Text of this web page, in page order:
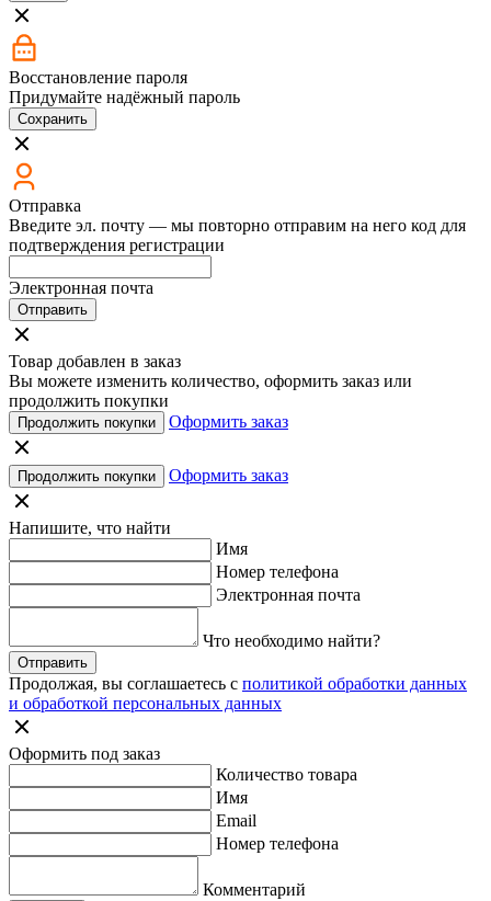
Восстановление пароля
Придумайте надёжный пароль
Сохранить
Отправка
Введите эл. почту — мы повторно отправим на него код для
подтверждения регистрации
Электронная почта
Отправить
Товар добавлен в заказ
Вы можете изменить количество, оформить заказ или
продолжить покупки
Продолжить покупки Оформить заказ
Продолжить покупки Оформить заказ
Напишите, что найти
Имя
Номер телефона
Электронная почта
Что необходимо найти?
Отправить
Продолжая, вы соглашаетесь с политикой обработки данных
и обработкой персональных данных
Оформить под заказ
Количество товара
Имя
Email
Номер телефона
Комментарий